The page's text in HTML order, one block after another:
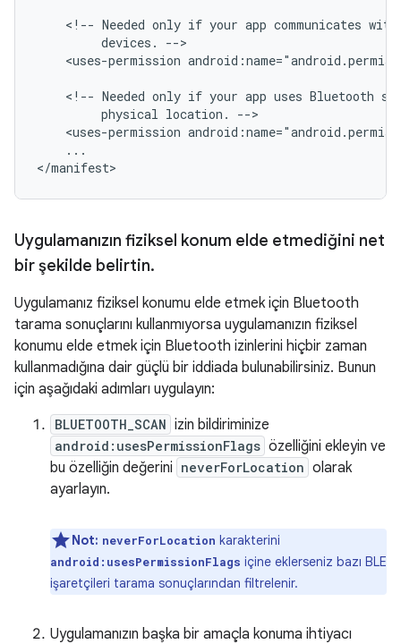
<!-- Needed only if your app communicates with
devices.
<uses-permission
<!-- Needed only if your app uses Bluetooth
physical location.
<uses-permission
...
Uygulamanızın fiziksel konum elde etmediğini net
bir şekilde belirtin.
Uygulamanız fiziksel konumu elde etmek için Bluetooth
tarama sonuçlarını kullanmıyorsa uygulamanızın fiziksel
konumu elde etmek için Bluetooth izinlerini hiçbir zaman
kullanmadığına dair güçlü bir iddiada bulunabilirsiniz. Bunun
için aşağıdaki adımları uygulayın:
BLUETOOTH_SCAN izin bildiriminize
android:usesPermissionFlags özelliğini ekleyin ve
bu özelliğin değerini neverForLocation olarak
ayarlayın.
Not: neverForLocation karakterini
android:usesPermissionFlags içine eklerseniz bazı BLE
işaretçileri tarama sonuçlarından filtrelenir.
Uygulamanızın başka bir amaçla konuma ihtiyacı